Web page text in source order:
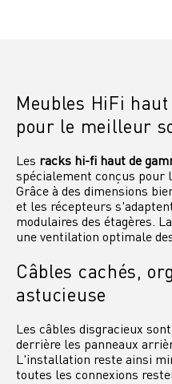
Meubles HiFi
pour le meilleur
Les racks hi-fi haut de
spécialement conçus pour
Grâce à des dimensions
et les récepteurs
modulaires des étagères.
une ventilation optimale
Câbles cachés,
astucieuse
Les câbles disgracieux
derrière les panneaux
L'installation reste ainsi
toutes les connexions